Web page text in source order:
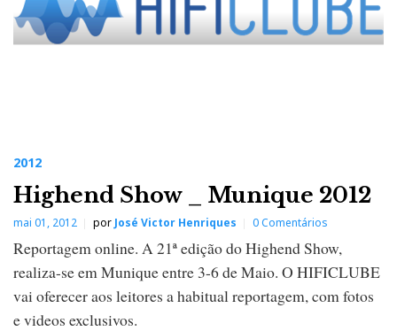
2012
Highend Show _ Munique 2012
mai 01, 2012 por José Victor Henriques 0 Comentários
Reportagem online. A 21ª edição do Highend Show,
realiza-se em Munique entre 3-6 de Maio. O HIFICLUBE
vai oferecer aos leitores a habitual reportagem, com fotos
e videos exclusivos.